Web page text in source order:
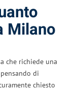
Milano
che richiede una
di
chiesto